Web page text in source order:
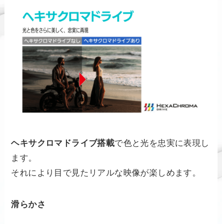
ヘキサクロマドライブ搭載で色と光を忠実に表現し
ます。
それにより目で見たリアルな映像が楽しめます。
滑らかさ